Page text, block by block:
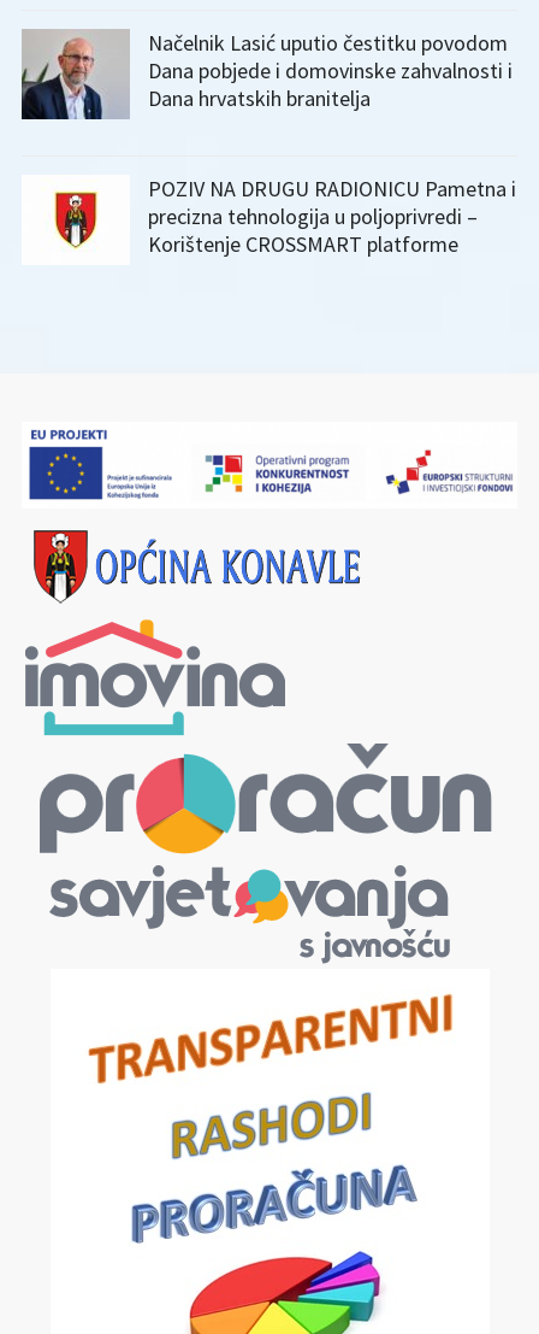
Načelnik Lasić uputio čestitku povodom
Dana pobjede i domovinske zahvalnosti i
Dana hrvatskih branitelja
POZIV NA DRUGU RADIONICU Pametna i
precizna tehnologija u poljoprivredi –
Korištenje CROSSMART platforme